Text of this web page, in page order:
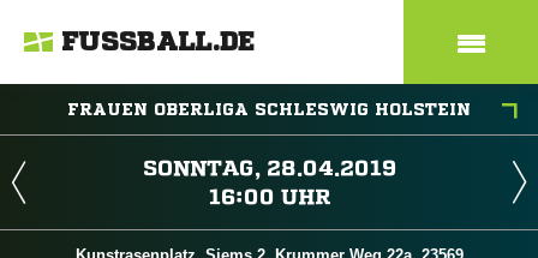
FUSSBALL.DE
FRAUEN OBERLIGA SCHLESWIG HOLSTEIN
 
 